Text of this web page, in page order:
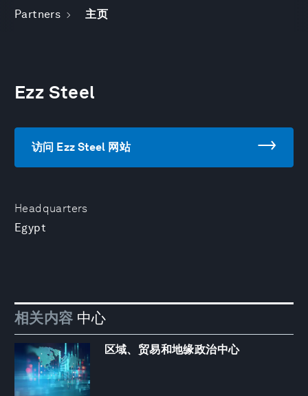
Partners 主页
Headquarters
Egypt
Ezz Steel
访问 Ezz Steel 网站
相关内容 中心
区域、贸易和地缘政治中心